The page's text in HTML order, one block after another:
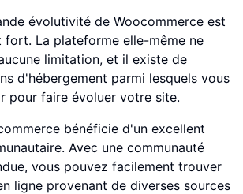
évolutivité de Woocommerce est
fort. La plateforme elle-même ne
limitation, et il existe de
d'hébergement parmi lesquels vous
pour faire évoluer votre site.
bénéficie d'un excellent
Avec une communauté
vous pouvez facilement trouver
ligne provenant de diverses sources